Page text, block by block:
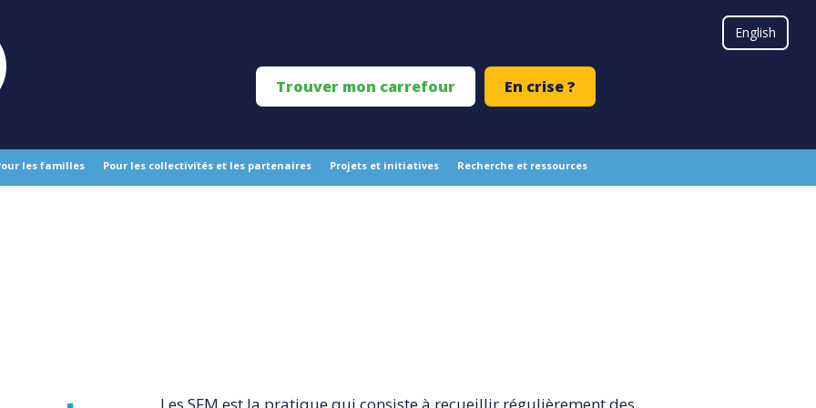
English
Trouver mon carrefour En crise ?
les familles Pour les collectivités et les partenaires Projets et initiatives Recherche et ressources
Les SFM est la pratique qui consiste à recueillir régulièrement des